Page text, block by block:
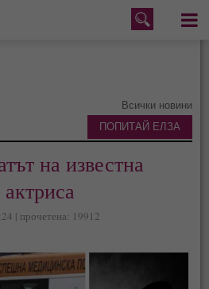
Меню
Всички новини
на известна
| прочетена: 19912
ПОПИТАЙ ЕЛЗА